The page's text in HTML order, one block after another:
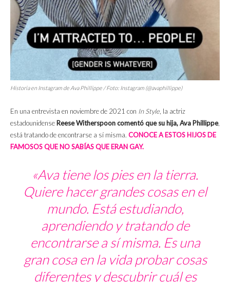
Historia en Instagram de Ava Phillippe / Foto: Instagram (@avaphillippe)
En una entrevista en noviembre de 2021 con In Style , la actriz
estadounidenseReese Witherspoon comentó que su hija, Ava Phillippe,
está tratando de encontrarse a sí misma. CONOCE A ESTOS HIJOS DE
FAMOSOS QUE NO SABÍAS QUE ERAN GAY.
«Ava tiene los pies en la tierra.
Quiere hacer grandes cosas en el
mundo. Está estudiando,
aprendiendo y tratando de
encontrarse a sí misma. Es una
gran cosa en la vida probar cosas
diferentes y descubrir cuál es